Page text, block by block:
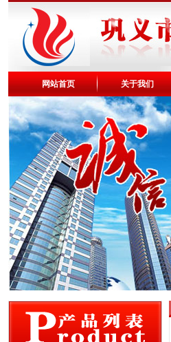
网站首页 关于我们